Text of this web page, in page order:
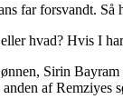
far forsvandt.
hvad? Hvis I
Sirin
af